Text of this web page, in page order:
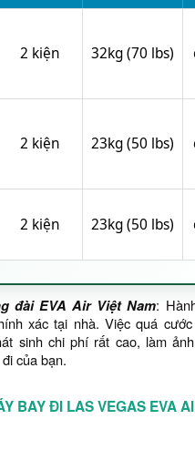
2 kiện 32kg (70 lbs)
2 kiện 23kg (50 lbs)
2 kiện 23kg (50 lbs)
đài EVA Air Việt Nam:
xác tại nhà. Việc quá
sinh chi phí rất cao, làm
của bạn.
BAY ĐI LAS VEGAS EVA